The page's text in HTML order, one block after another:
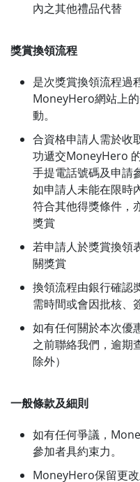
內之其他禮品代替
獎賞換領流程
是次獎賞換領流程過
MoneyHero網站上
動。
合資格申請人需於收
功遞交MoneyHero
手提電話號碼及申請
如申請人未能在限時
符合其他得獎條件，
獎賞
若申請人於獎賞換領
關獎賞
換領流程由銀行確認
需時間或會因批核、
如有任何關於本次優
之前聯絡我們，逾期
除外）
一般條款及細則
如有任何爭議，
參加者具約束力。
MoneyHero保留更